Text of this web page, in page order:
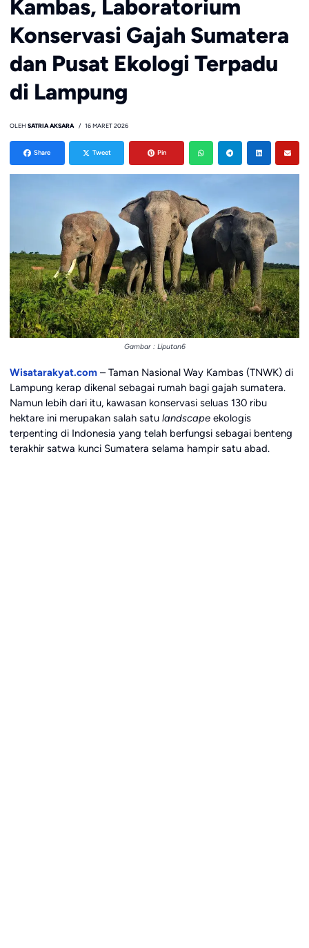
Kambas, Laboratorium
Konservasi Gajah Sumatera
dan Pusat Ekologi Terpadu
di Lampung
OLEH SATRIA AKSARA 16 MARET 2026
Share Tweet Pin
Gambar : Liputan6
Wisatarakyat.com– Taman Nasional Way Kambas (TNWK) di
Lampung kerap dikenal sebagai rumah bagi gajah sumatera.
Namun lebih dari itu, kawasan konservasi seluas 130 ribu
hektare ini merupakan salah satu landscapeekologis
terpenting di Indonesia yang telah berfungsi sebagai benteng
terakhir satwa kunci Sumatera selama hampir satu abad.